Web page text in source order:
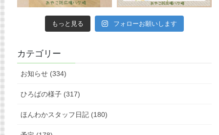
もっと見る フォローお願いします
カテゴリー
お知らせ (334)
ひろばの様子 (317)
ほんわかスタッフ日記 (180)